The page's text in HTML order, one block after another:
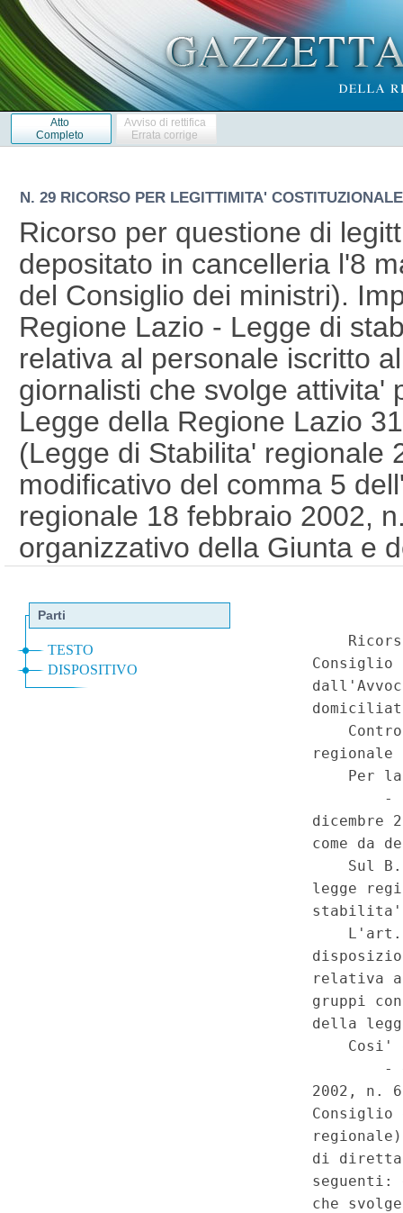
Atto
Completo
Avviso di rettifica
Errata corrige
N. 29 RICORSO PER LEGITTIMITA'
Ricorso per questione di
depositato in cancelleria l'8
del Consiglio dei ministri).
Regione Lazio - Legge di
relativa al personale iscritto
giornalisti che svolge attivita'
Legge della Regione Lazio
(Legge di Stabilita' regionale
modificativo del comma 5
regionale 18 febbraio 2002,
organizzativo della Giunta e
(17C00079)(GU 1
n.19 del 10-5-2017)